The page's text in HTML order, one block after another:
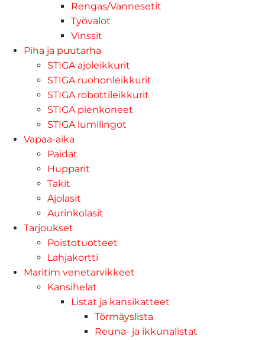
Rengas/Vannesetit
Työvalot
Vinssit
Piha ja puutarha
STIGA ajoleikkurit
STIGA ruohonleikkurit
STIGA robottileikkurit
STIGA pienkoneet
STIGA lumilingot
Vapaa-aika
Paidat
Hupparit
Takit
Ajolasit
Aurinkolasit
Tarjoukset
Poistotuotteet
Lahjakortti
Maritim venetarvikkeet
Kansihelat
Listat ja kansikatteet
Törmäyslista
Reuna- ja ikkunalistat